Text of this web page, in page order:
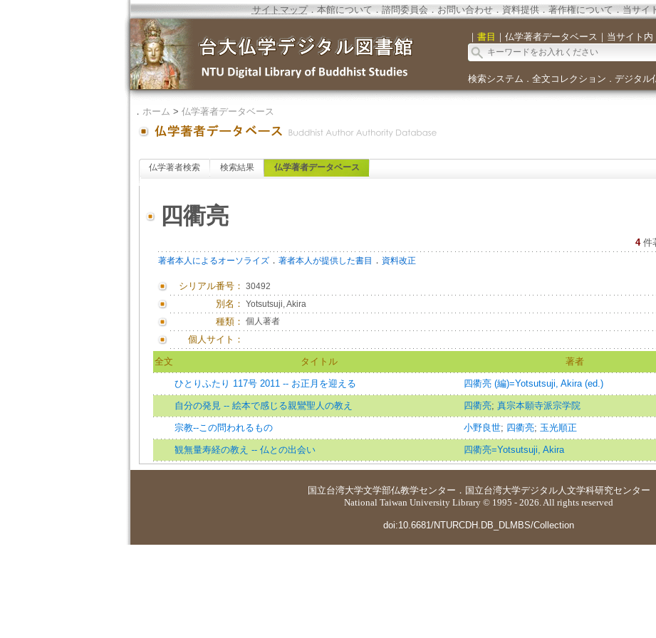
サイトマップ．本館について．諮問委員会． お問い合わせ． 資料提供．著作権について．当サイ
｜ 書目 ｜ 仏学著者データベース ｜ 当サイト内
検索システム ． 全文コレクション ． デジタル
． ホーム > 仏学著者データベース
仏学著者検索 検索結果 仏学著者データベース
四衢亮
4 件
著者本人によるオーソライズ． 著者本人が提供した書目 ． 資料改正
シリアル番号： 30492
別名： Yotsutsuji, Akira
種類： 個人著者
個人サイト：
全文 タイトル 著者
ひとりふたり 117号 2011 -- お正月を迎える 四衢亮 (編)=Yotsutsuji, Akira (ed.)
自分の発見 -- 絵本で感じる親鸞聖人の教え 四衢亮; 真宗本願寺派宗学院
宗教--この問われるもの 小野良世; 四衢亮; 玉光順正
観無量寿経の教え -- 仏との出会い 四衢亮=Yotsutsuji, Akira
国立台湾大学文学部仏教学センター ． 国立台湾大学デジタル人文学科研究センター
National Taiwan University Library © 1995 - 2026. All rights reserved
doi:10.6681/NTURCDH.DB_DLMBS/Collection